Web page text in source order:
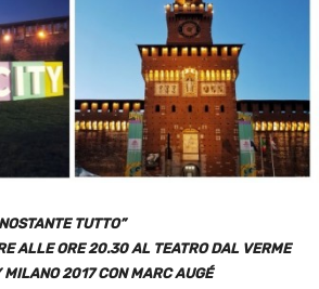
TUTTO”
ALLE ORE 20.30 AL TEATRO DAL VERME
2017 CON MARC AUGÉ